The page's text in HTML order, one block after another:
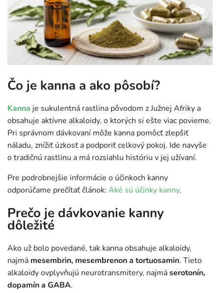
Čo je kanna a ako pôsobí?
Kanna je sukulentná rastlina pôvodom z Južnej Afriky a
obsahuje aktívne alkaloidy, o ktorých si ešte viac povieme.
Pri správnom dávkovaní môže kanna pomôcť zlepšiť
náladu, znížiť úzkosť a podporiť celkový pokoj. Ide navyše
o tradičnú rastlinu a má rozsiahlu históriu v jej užívaní.
Pre podrobnejšie informácie o účinkoch kanny
odporúčame prečítať článok: Aké sú účinky kanny.
Prečo je dávkovanie kanny
dôležité
Ako už bolo povedané, tak kanna obsahuje alkaloidy,
najmä mesembrin, mesembrenon a tortuosamin. Tieto
alkaloidy ovplyvňujú neurotransmitery, najmäserotonín,
dopamín a GABA.